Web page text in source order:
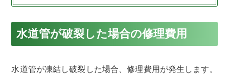
水道管が破裂した場合の修理費用
水道管が凍結し破裂した場合、修理費用が発生します。